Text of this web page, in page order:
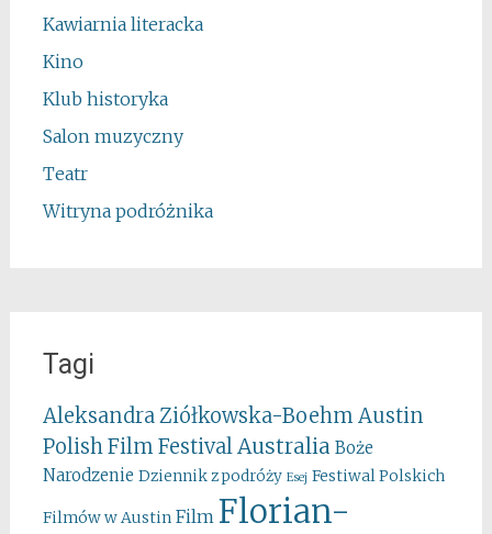
Kawiarnia literacka
Kino
Klub historyka
Salon muzyczny
Teatr
Witryna podróżnika
Tagi
Aleksandra Ziółkowska-Boehm Austin
Polish Film FestivalAustralia Boże
Narodzenie Dziennik z podróży Esej Festiwal Polskich
Filmów w Austin Film Florian-